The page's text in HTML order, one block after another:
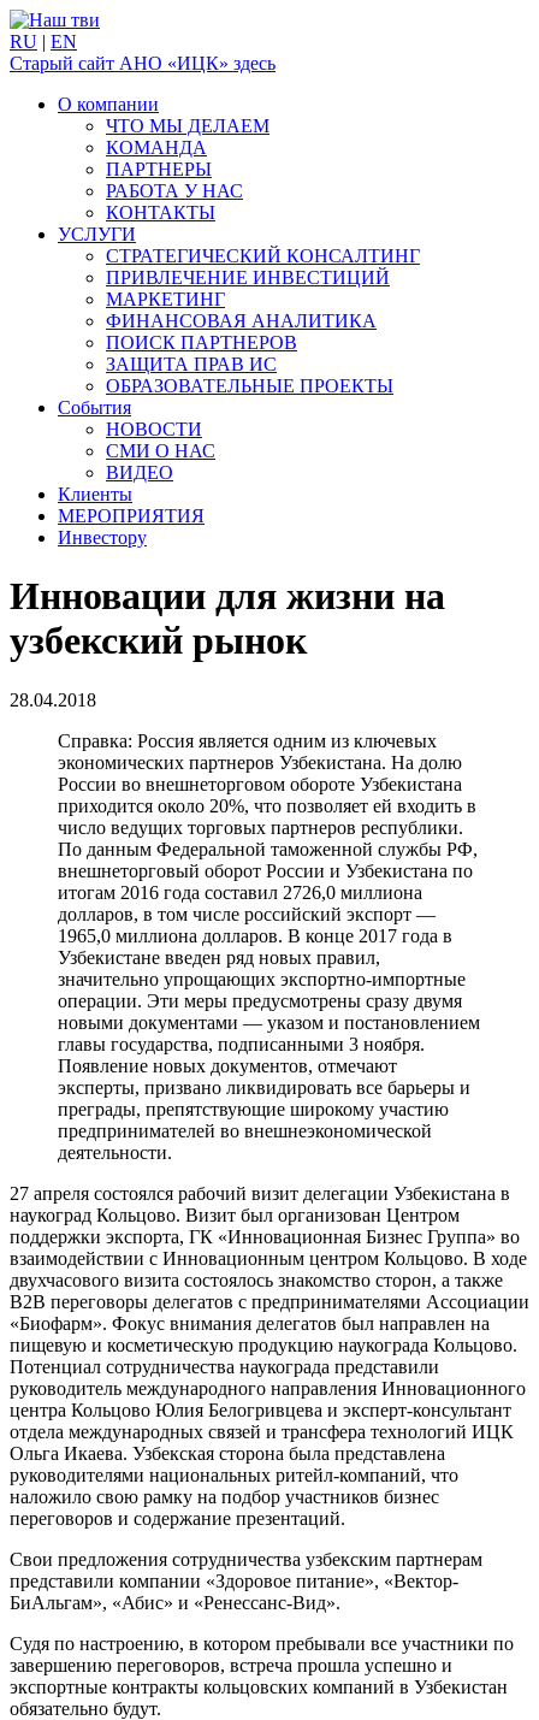
RU | EN
Старый сайт АНО «ИЦК» здесь
О компании
ЧТО МЫ ДЕЛАЕМ
КОМАНДА
ПАРТНЕРЫ
РАБОТА У НАС
КОНТАКТЫ
УСЛУГИ
СТРАТЕГИЧЕСКИЙ КОНСАЛТИНГ
ПРИВЛЕЧЕНИЕ ИНВЕСТИЦИЙ
МАРКЕТИНГ
ФИНАНСОВАЯ АНАЛИТИКА
ПОИСК ПАРТНЕРОВ
ЗАЩИТА ПРАВ ИС
ОБРАЗОВАТЕЛЬНЫЕ ПРОЕКТЫ
События
НОВОСТИ
СМИ О НАС
ВИДЕО
Клиенты
МЕРОПРИЯТИЯ
Инвестору
Инновации для жизни на
узбекский рынок
28.04.2018
Справка: Россия является одним из ключевых
экономических партнеров Узбекистана. На долю
России во внешнеторговом обороте Узбекистана
приходится около 20%, что позволяет ей входить в
число ведущих торговых партнеров республики.
По данным Федеральной таможенной службы РФ,
внешнеторговый оборот России и Узбекистана по
итогам 2016 года составил 2726,0 миллиона
долларов, в том числе российский экспорт —
1965,0 миллиона долларов. В конце 2017 года в
Узбекистане введен ряд новых правил,
значительно упрощающих экспортно-импортные
операции. Эти меры предусмотрены сразу двумя
новыми документами — указом и постановлением
главы государства, подписанными 3 ноября.
Появление новых документов, отмечают
эксперты, призвано ликвидировать все барьеры и
преграды, препятствующие широкому участию
предпринимателей во внешнеэкономической
деятельности.
27 апреля состоялся рабочий визит делегации Узбекистана в
наукоград Кольцово. Визит был организован Центром
поддержки экспорта, ГК «Инновационная Бизнес Группа» во
взаимодействии с Инновационным центром Кольцово. В ходе
двухчасового визита состоялось знакомство сторон, а также
B2B переговоры делегатов с предпринимателями Ассоциации
«Биофарм». Фокус внимания делегатов был направлен на
пищевую и косметическую продукцию наукограда Кольцово.
Потенциал сотрудничества наукограда представили
руководитель международного направления Инновационного
центра Кольцово Юлия Белогривцева и эксперт-консультант
отдела международных связей и трансфера технологий ИЦК
Ольга Икаева. Узбекская сторона была представлена
руководителями национальных ритейл-компаний, что
наложило свою рамку на подбор участников бизнес
переговоров и содержание презентаций.
Свои предложения сотрудничества узбекским партнерам
представили компании «Здоровое питание», «Вектор-
БиАльгам», «Абис» и «Ренессанс-Вид».
Судя по настроению, в котором пребывали все участники по
завершению переговоров, встреча прошла успешно и
экспортные контракты кольцовских компаний в Узбекистан
обязательно будут.